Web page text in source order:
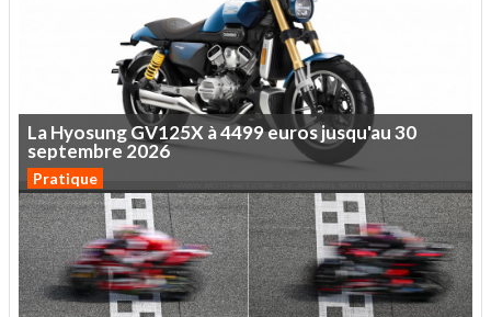
LaHyosungGV125X à4499eurosjusqu'au30
septembre 2026
Pratique